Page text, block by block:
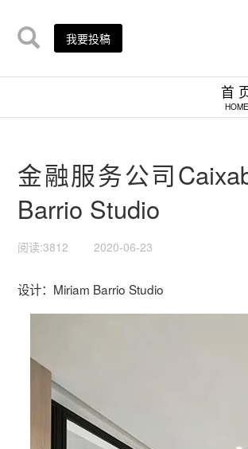
我要投稿
首
HOME
金融服务公司
Barrio Studio
阅读:3812 2020-06-23
设计：Miriam Barrio Studio